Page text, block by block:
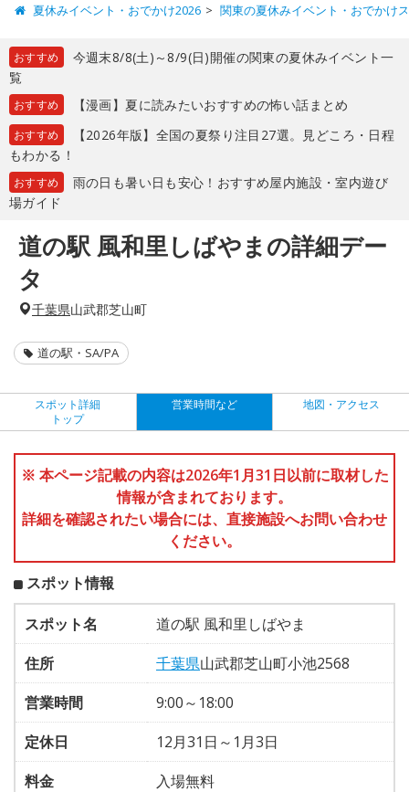
夏休みイベント・おでかけ2026 関東の夏休みイベント・おでかけ
おすすめ
今週末8/8(土)～8/9(日)開催の関東の夏休みイベント一
覧
おすすめ 【漫画】夏に読みたいおすすめの怖い話まとめ
おすすめ
【2026年版】全国の夏祭り注目27選。見どころ・日程
もわかる！
おすすめ
雨の日も暑い日も安心！おすすめ屋内施設・室内遊び
場ガイド
道の駅 風和里しばやまの詳細デー
タ
千葉県山武郡芝山町
道の駅・SA/PA
スポット詳細
トップ
営業時間など 地図・アクセス
※ 本ページ記載の内容は2026年1月31日以前に取材した
情報が含まれております。
詳細を確認されたい場合には、直接施設へお問い合わせ
ください。
スポット情報
スポット名
道の駅 風和里しばやま
住所
千葉県山武郡芝山町小池2568
営業時間
9:00～18:00
定休日
12月31日～1月3日
料金
入場無料